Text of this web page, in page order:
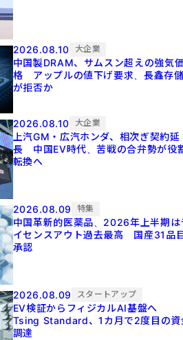
2026.08.10 大企業
中国製DRAM、サムスン超えの強気
格 アップルの値下げ要求、長鑫存
が拒否か
2026.08.10 大企業
上汽GM・広汽ホンダ、相次ぎ契約延
長 中国EV時代、苦戦の合弁勢が役
転換へ
2026.08.09 特集
中国革新的医薬品、2026年上半期は
イセンスアウト過去最高 国産31品
承認
2026.08.09 スタートアップ
EV検証からフィジカルAI基盤へ
Tsing Standard、1カ月で2度目の資
調達